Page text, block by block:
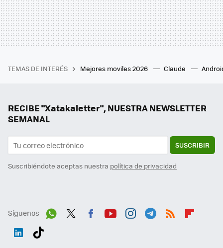
TEMAS DE INTERÉS Mejores moviles 2026 Claude
RECIBE "Xatakaletter", NUESTRA NEWSLETTER
SEMANAL
SUSCRIBIR
Suscribiéndote aceptas nuestra política de privacidad
Síguenos